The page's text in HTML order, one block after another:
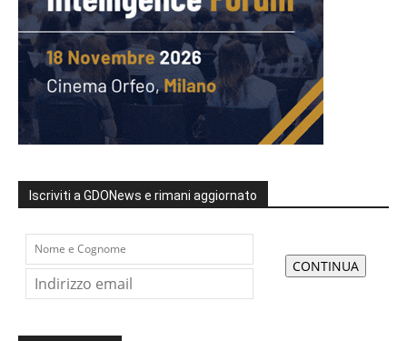
Iscriviti a GDONews e rimani aggiornato